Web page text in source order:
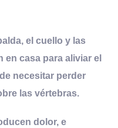
el cuello y las
casa para aliviar el
necesitar perder
las vértebras.
dolor, e